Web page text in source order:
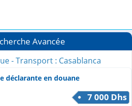
Avancée
- Transport : Casablanca
déclarante en douane
7 000 Dhs